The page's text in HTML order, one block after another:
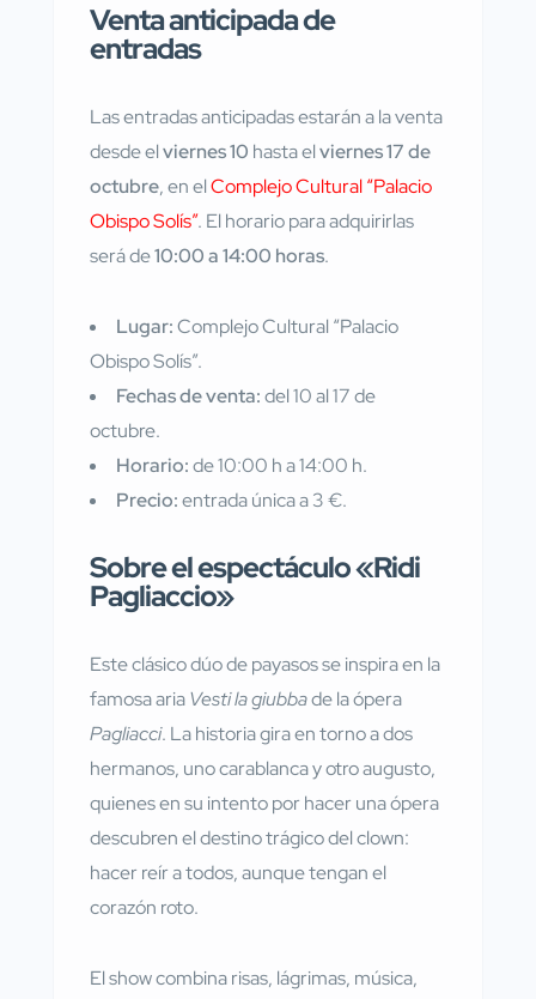
Venta anticipada de
entradas
Las entradas anticipadas estarán a la venta
desde elviernes 10 hasta elviernes 17 de
octubre, en elComplejo Cultural “Palacio
Obispo Solís”. El horario para adquirirlas
será de10:00 a 14:00 horas.
Lugar:Complejo Cultural “Palacio
Obispo Solís”.
Fechas de venta:del 10 al 17 de
octubre.
Horario:de 10:00 h a 14:00 h.
Precio:entrada única a 3 €.
Sobre el espectáculo «Ridi
Pagliaccio»
Este clásico dúo de payasos se inspira en la
famosa ariaVesti la giubbade la ópera
Pagliacci. La historia gira en torno a dos
hermanos, uno carablanca y otro augusto,
quienes en su intento por hacer una ópera
descubren el destino trágico del clown:
hacer reír a todos, aunque tengan el
corazón roto.
El show combina risas, lágrimas, música,